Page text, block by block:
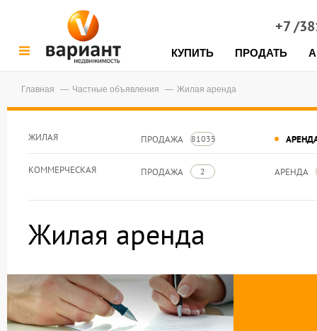
+7 /
КУПИТЬ ПРОДАТЬ
Главная Частные объявления Жилая аренда
ЖИЛАЯ ПРОДАЖА 81035
КОММЕРЧЕСКАЯ ПРОДАЖА 2 АРЕНДА
Жилая аренда